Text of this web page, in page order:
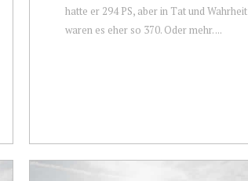
hatte er 294 PS, aber in Tat und Wahrheit
waren es eher so 370. Oder mehr. ...